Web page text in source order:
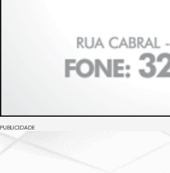
PUBLICIDADE